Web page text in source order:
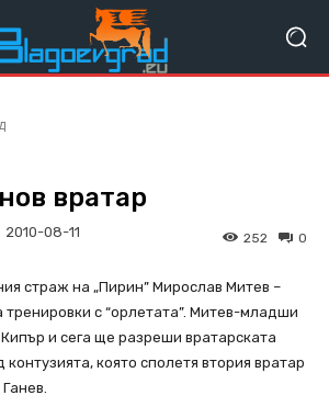
вратар
2010-08-11 0
252
страж на „Пирин” Мирослав Митев –
тренировки с “орлетата”. Митев-младши
и сега ще разреши вратарската
контузията, която сполетя втория вратар